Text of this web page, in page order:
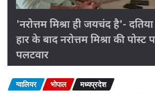
ग्वालियर भोपाल मध्यप्रदेश